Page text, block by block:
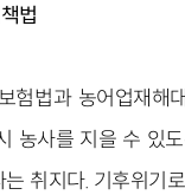
법
험법과 농어업재해
농사를 지을 수 있
취지다. 기후위기